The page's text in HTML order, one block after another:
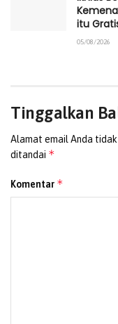
itu
05/08/2026
Tinggalkan
Alamat email Anda tidak
ditandai *
Komentar *